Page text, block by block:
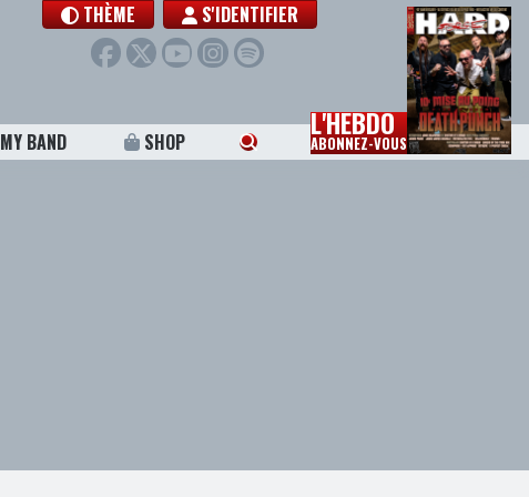
THÈME S'IDENTIFIER
MY BAND SHOP L'HEBDO
ABONNEZ-VOUS